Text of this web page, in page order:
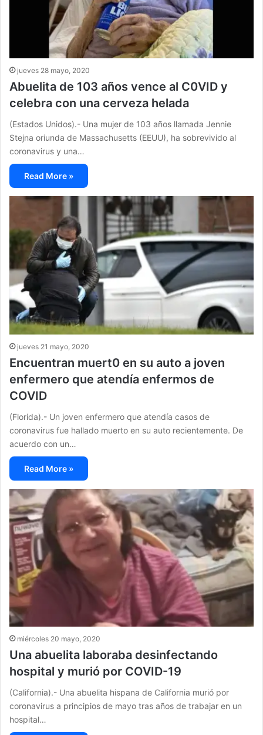
jueves 28 mayo, 2020
Abuelita de 103 años vence al C0VID y
celebra con una cerveza helada
(Estados Unidos).- Una mujer de 103 años llamada Jennie
Stejna oriunda de Massachusetts (EEUU), ha sobrevivido al
coronavirus y una…
Read More »
jueves 21 mayo, 2020
Encuentran muert0 en su auto a joven
enfermero que atendía enfermos de
COVID
(Florida).- Un joven enfermero que atendía casos de
coronavirus fue hallado muerto en su auto recientemente. De
acuerdo con un…
Read More »
miércoles 20 mayo, 2020
Una abuelita laboraba desinfectando
hospital y murió por COVID-19
(California).- Una abuelita hispana de California murió por
coronavirus a principios de mayo tras años de trabajar en un
hospital…